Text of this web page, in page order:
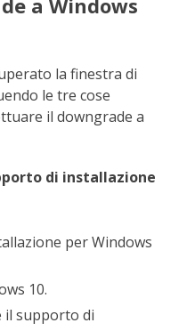
a Windows
la finestra di
le tre cose
il downgrade a
di installazione
per Windows
10.
il supporto di